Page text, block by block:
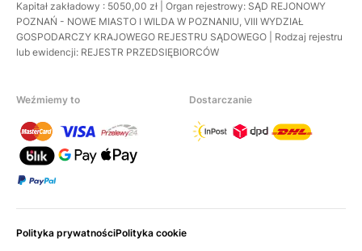
Kapitał zakładowy : 5050,00 zł | Organ rejestrowy: SĄD REJONOWY
POZNAŃ - NOWE MIASTO I WILDA W POZNANIU, VIII WYDZIAŁ
GOSPODARCZY KRAJOWEGO REJESTRU SĄDOWEGO | Rodzaj rejestru
lub ewidencji: REJESTR PRZEDSIĘBIORCÓW
Weźmiemy to Dostarczanie
Polityka prywatnościPolityka cookie